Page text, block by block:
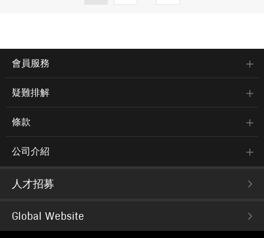
會員服務
疑難排解
條款
公司介紹
人才招募
Global Website